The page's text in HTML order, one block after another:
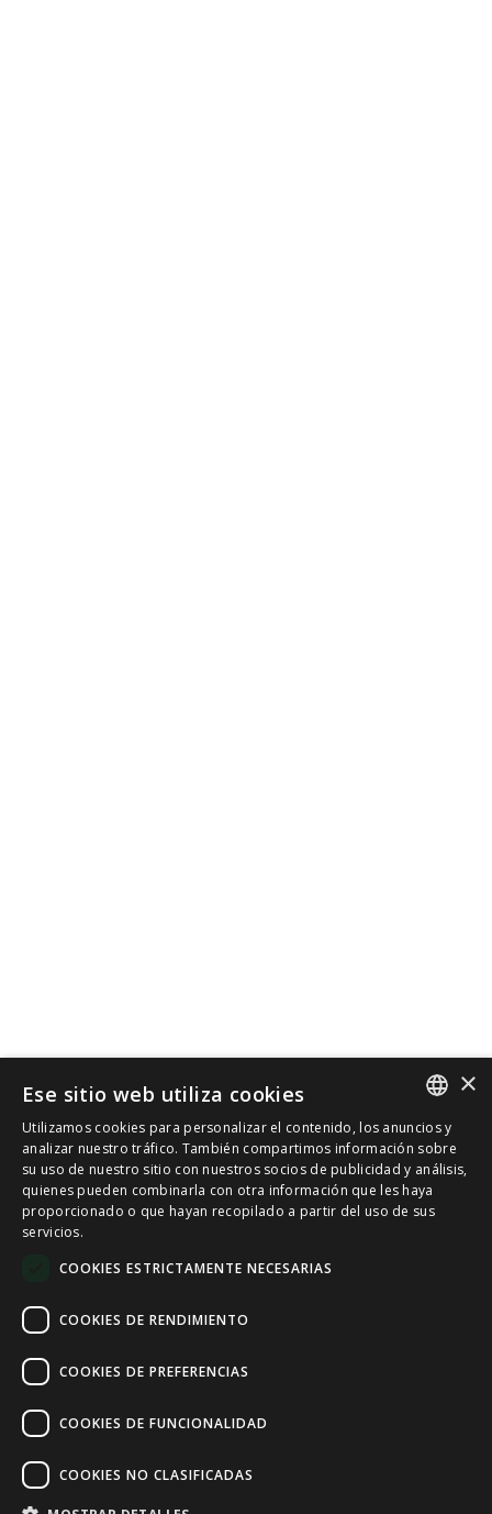
SPANISH
CAT
×
Ese sitio web utiliza cookies
Utilizamos cookies para personalizar el contenido, los anuncios y
analizar nuestro tráfico. También compartimos información sobre
su uso de nuestro sitio con nuestros socios de publicidad y análisis,
quienes pueden combinarla con otra información que les haya
proporcionado o que hayan recopilado a partir del uso de sus
servicios.
COOKIES ESTRICTAMENTE NECESARIAS
COOKIES DE RENDIMIENTO
COOKIES DE PREFERENCIAS
COOKIES DE FUNCIONALIDAD
COOKIES NO CLASIFICADAS